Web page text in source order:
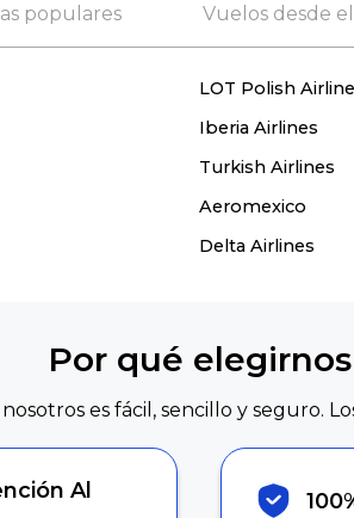
populares Vuelos desde
LOT Polish
Iberia Airlines
Turkish Airlines
Aeromexico
Delta Airlines
Por qué elegirnos
es fácil, sencillo y seguro.
Al